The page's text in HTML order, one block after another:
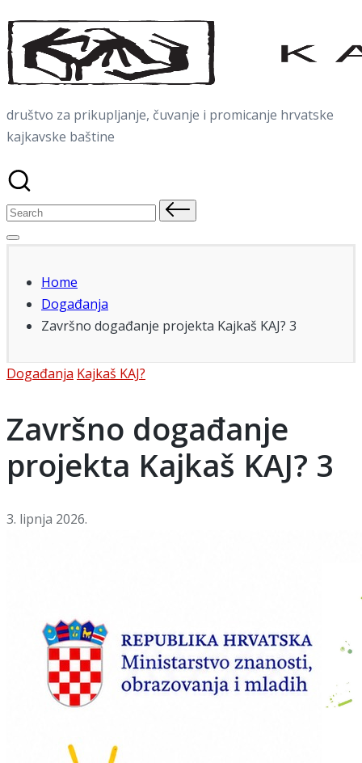
Skip
to
content
društvo za prikupljanje, čuvanje i promicanje hrvatske
kajkavske baštine
Search
Home
Događanja
Završno događanje projekta Kajkaš KAJ? 3
Posted
Događanja Kajkaš KAJ?
Završno događanje
projekta Kajkaš KAJ? 3
3. lipnja 2026.